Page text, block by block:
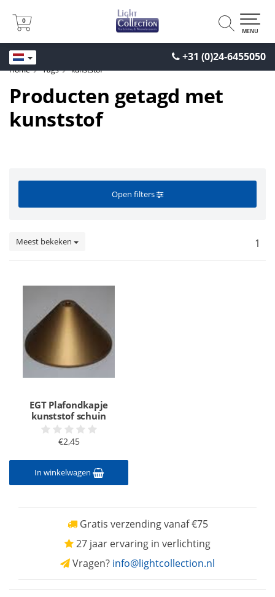
+31 (0)24-6455050
0
0
MENU
Home Tags kunststof
Producten getagd met
kunststof
Open filters
Meest bekeken 1
EGT Plafondkapje
kunststof schuin
€2,45
In winkelwagen
Gratis verzending vanaf €75
27 jaar ervaring in verlichting
Vragen? info@lightcollection.nl